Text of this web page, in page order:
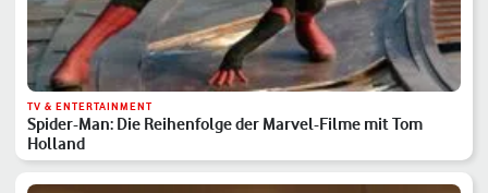
TV & ENTERTAINMENT
Spider-Man: Die Reihenfolge der Marvel-Filme mit Tom
Holland